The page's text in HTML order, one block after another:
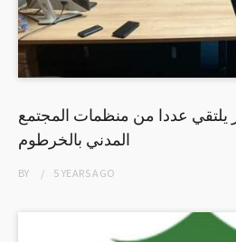
عددا من منظمات المجتمع
المدني بالخرطوم
BY 5 YEARSAGO